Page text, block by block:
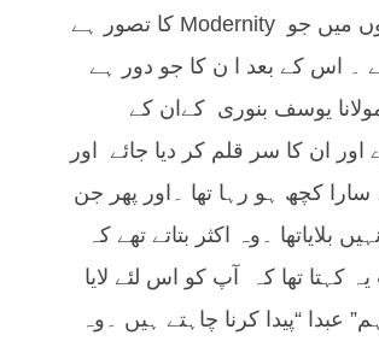
صحیح معنوں میں جو Modernity کا تصور ہے
۔ اس کے بعد ا ن کا جو دور ہے
یوسف بنوری کےان کے
ان کا سر قلم کر دیا جائے اور
سارا کچھ ہو رہا تھا ۔اور پھر جن
بلایاتھا ۔وہ اکثر بتاتے تھے کہ
کہتا تھا کہ آپ کو اس لئے لایا
عبدا “پیدا کرنا چاہتے ہیں ۔وہ